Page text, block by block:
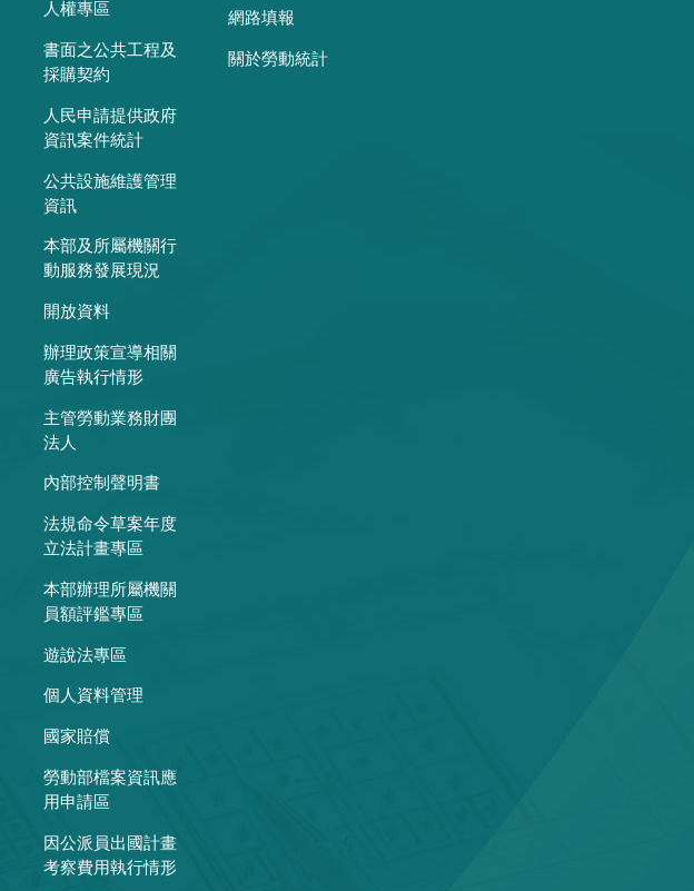
人權專區
書面之公共工程及
採購契約
人民申請提供政府
資訊案件統計
公共設施維護管理
資訊
本部及所屬機關行
動服務發展現況
開放資料
辦理政策宣導相關
廣告執行情形
主管勞動業務財團
法人
內部控制聲明書
法規命令草案年度
立法計畫專區
本部辦理所屬機關
員額評鑑專區
遊說法專區
個人資料管理
國家賠償
勞動部檔案資訊應
用申請區
因公派員出國計畫
考察費用執行情形
網路填報
關於勞動統計